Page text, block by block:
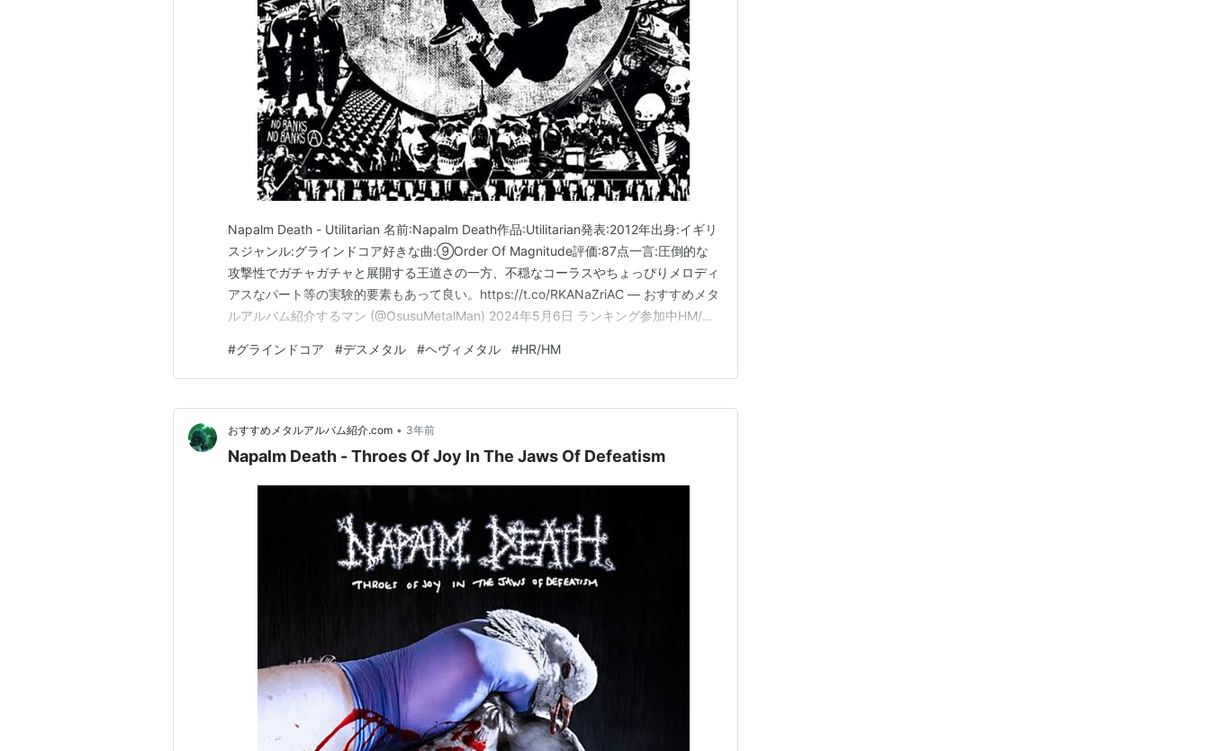
Napalm Death - Utilitarian 名前:Napalm Death作品:Utilitarian発表:2012年出身:イギリ
スジャンル:グラインドコア好きな曲:⑨Order Of Magnitude評価:87点一言:圧倒的な
攻撃性でガチャガチャと展開する王道さの一方、不穏なコーラスやちょっぴりメロディ
アスなパート等の実験的要素もあって良い。https://t.co/RKANaZriAC — おすすめメタ
ルアルバム紹介するマン (@OsusuMetalMan) 2024年5月6日 ランキング参加中HM/HR
#グラインドコア #デスメタル #ヘヴィメタル #HR/HM
おすすめメタルアルバム紹介.com • 3年前
Napalm Death - Throes Of Joy In The Jaws Of Defeatism